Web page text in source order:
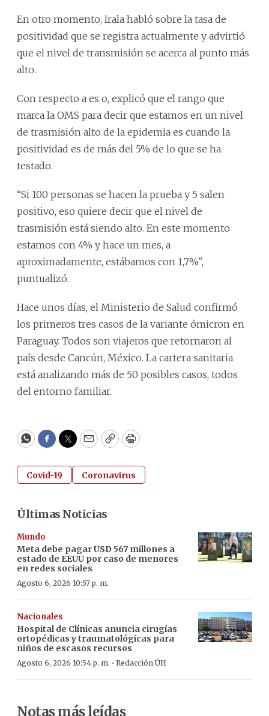
En otro momento, Irala habló sobre la tasa de
positividad que se registra actualmente y advirtió
que el nivel de transmisión se acerca al punto más
alto.
Con respecto a es o, explicó que el rango que
marca la OMS para decir que estamos en un nivel
de trasmisión alto de la epidemia es cuando la
positividad es de más del 5% de lo que se ha
testado.
“Si 100 personas se hacen la prueba y 5 salen
positivo, eso quiere decir que el nivel de
trasmisión está siendo alto. En este momento
estamos con 4% y hace un mes, a
aproximadamente, estábamos con 1,7%",
puntualizó.
Hace unos días, el Ministerio de Salud confirmó
los primeros tres casos de la variante ómicron en
Paraguay. Todos son viajeros que retornaron al
país desde Cancún, México. La cartera sanitaria
está analizando más de 50 posibles casos, todos
del entorno familiar.
WhatsApp
Facebook
Twitter
EmailCopyPrint
Covid-19 Coronavirus
Últimas Noticias
Mundo
Meta debe pagar USD 567 millones a
estado de EEUU por caso de menores
en redes sociales
Agosto 6, 2026 10:57 p. m.
Nacionales
Hospital de Clínicas anuncia cirugías
ortopédicas y traumatológicas para
niños de escasos recursos
Agosto 6, 2026 10:54 p. m. · Redacción ÚH
Notas más leídas